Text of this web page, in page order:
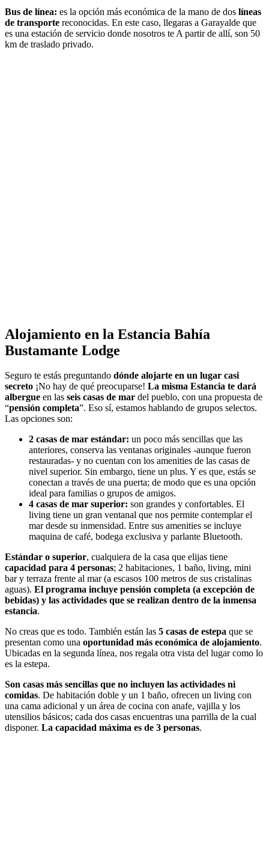
Bus de línea: es la opción más económica de la mano de dos líneas
de transporte reconocidas. En este caso, llegaras a Garayalde que
es una estación de servicio donde nosotros te A partir de allí, son 50
km de traslado privado.
Alojamiento en la Estancia Bahía
Bustamante Lodge
Seguro te estás preguntando dónde alojarte en un lugar casi
secreto ¡No hay de qué preocuparse! La misma Estancia te dará
albergue en las seis casas de mar del pueblo, con una propuesta de
“pensión completa”. Eso sí, estamos hablando de grupos selectos.
Las opciones son:
2 casas de mar estándar: un poco más sencillas que las
anteriores, conserva las ventanas originales -aunque fueron
restauradas- y no cuentan con los amenities de las casas de
nivel superior. Sin embargo, tiene un plus. Y es que, estás se
conectan a través de una puerta; de modo que es una opción
ideal para familias o grupos de amigos.
4 casas de mar superior: son grandes y confortables. El
living tiene un gran ventanal que nos permite contemplar el
mar desde su inmensidad. Entre sus amenities se incluye
maquina de café, bodega exclusiva y parlante Bluetooth.
Estándar o superior, cualquiera de la casa que elijas tiene
capacidad para 4 personas; 2 habitaciones, 1 baño, living, mini
bar y terraza frente al mar (a escasos 100 metros de sus cristalinas
aguas). El programa incluye pensión completa (a excepción de
bebidas) y las actividades que se realizan dentro de la inmensa
estancia.
No creas que es todo. También están las 5 casas de estepa que se
presentan como una oportunidad más económica de alojamiento.
Ubicadas en la segunda línea, nos regala otra vista del lugar como lo
es la estepa.
Son casas más sencillas que no incluyen las actividades ni
comidas. De habitación doble y un 1 baño, ofrecen un living con
una cama adicional y un área de cocina con anafe, vajilla y los
utensilios básicos; cada dos casas encuentras una parrilla de la cual
disponer. La capacidad máxima es de 3 personas.